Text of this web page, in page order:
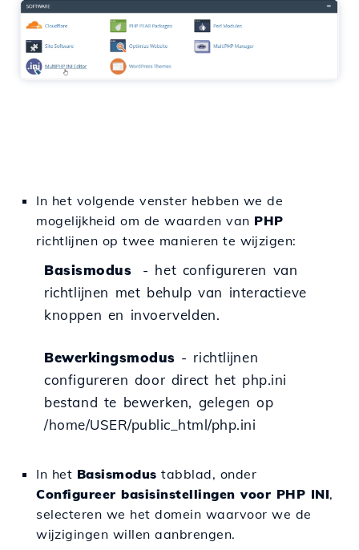
In het volgende venster hebben we de
mogelijkheid om de waarden van PHP
richtlijnen op twee manieren te wijzigen:
Basismodus
- het configureren van
richtlijnen met behulp van interactieve
knoppen en invoervelden.
Bewerkingsmodus - richtlijnen
configureren door direct het php.ini
bestand te bewerken, gelegen op
/home/USER/public_html/php.ini
In het Basismodus tabblad, onder
Configureer basisinstellingen voor PHP INI,
selecteren we het domein waarvoor we de
wijzigingen willen aanbrengen.